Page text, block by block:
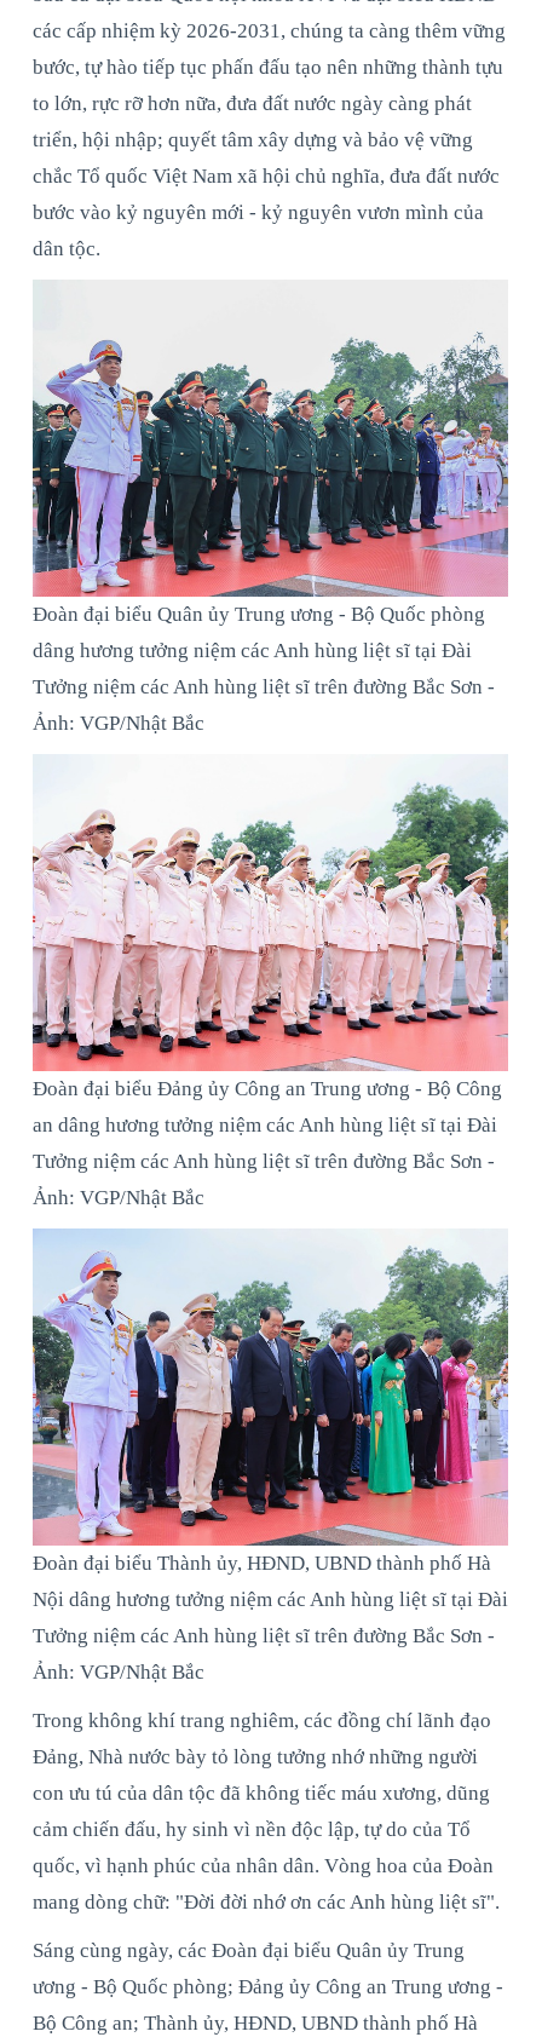
các cấp nhiệm kỳ 2026-2031, chúng ta càng thêm vững
bước, tự hào tiếp tục phấn đấu tạo nên những thành tựu
to lớn, rực rỡ hơn nữa, đưa đất nước ngày càng phát
triển, hội nhập; quyết tâm xây dựng và bảo vệ vững
chắc Tổ quốc Việt Nam xã hội chủ nghĩa, đưa đất nước
bước vào kỷ nguyên mới - kỷ nguyên vươn mình của
dân tộc.
Đoàn đại biểu Quân ủy Trung ương - Bộ Quốc phòng
dâng hương tưởng niệm các Anh hùng liệt sĩ tại Đài
Tưởng niệm các Anh hùng liệt sĩ trên đường Bắc Sơn -
Ảnh: VGP/Nhật Bắc
Đoàn đại biểu Đảng ủy Công an Trung ương - Bộ Công
an dâng hương tưởng niệm các Anh hùng liệt sĩ tại Đài
Tưởng niệm các Anh hùng liệt sĩ trên đường Bắc Sơn -
Ảnh: VGP/Nhật Bắc
Đoàn đại biểu Thành ủy, HĐND, UBND thành phố Hà
Nội dâng hương tưởng niệm các Anh hùng liệt sĩ tại Đài
Tưởng niệm các Anh hùng liệt sĩ trên đường Bắc Sơn -
Ảnh: VGP/Nhật Bắc
Trong không khí trang nghiêm, các đồng chí lãnh đạo
Đảng, Nhà nước bày tỏ lòng tưởng nhớ những người
con ưu tú của dân tộc đã không tiếc máu xương, dũng
cảm chiến đấu, hy sinh vì nền độc lập, tự do của Tổ
quốc, vì hạnh phúc của nhân dân. Vòng hoa của Đoàn
mang dòng chữ: "Đời đời nhớ ơn các Anh hùng liệt sĩ".
Sáng cùng ngày, các Đoàn đại biểu Quân ủy Trung
ương - Bộ Quốc phòng; Đảng ủy Công an Trung ương -
Bộ Công an; Thành ủy, HĐND, UBND thành phố Hà